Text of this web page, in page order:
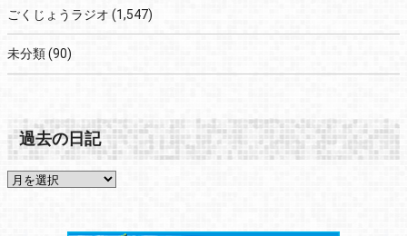
ごくじょうラジオ (1,547)
未分類(90)
過去の日記